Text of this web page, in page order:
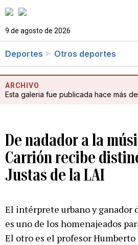
9 de agosto de 2026
Deportes Otros deportes
ARCHIVO
Esta galeria fue publicada hace más de
De nadador a la
Carrión recibe
Justas de la LAI
El intérprete urbano y ganador
es uno de los homenajeados
El otro es el profesor